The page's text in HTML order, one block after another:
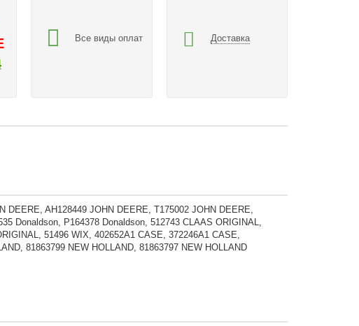
Все виды оплат Доставка
DEERE, AH128449 JOHN DEERE, T175002 JOHN DEERE,
Donaldson, P164378 Donaldson, 512743 CLAAS ORIGINAL,
51496 WIX, 402652A1 CASE, 372246A1 CASE,
81863799 NEW HOLLAND, 81863797 NEW HOLLAND